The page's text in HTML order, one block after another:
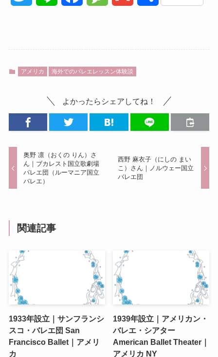
o g
e
アメリカ 海外でのバレエレッスン体験談
よかったらシェアしてね！
奥野 凛（おくの りん）さ
ん｜ブカレスト国立歌劇場
バレエ団（ルーマニア国立
バレエ）
西野 麻衣子（にしの まい
こ）さん｜ノルウェー国立
バレエ団
関連記事
1933年設立｜サンフランシ
スコ・バレエ団 San
Francisco Ballet｜アメリ
カ
1939年設立｜アメリカン・
バレエ・シアター
American Ballet Theater｜
アメリカ NY